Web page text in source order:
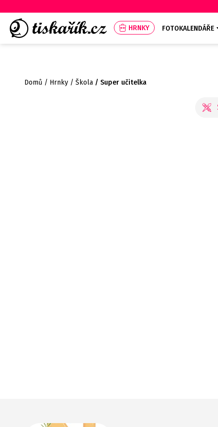
HRNKY FOTOKALENDÁŘE
Domů Hrnky Škola Super učitelka